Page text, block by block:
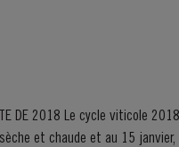
marqué sur le caractère du
et chaude et au 15 janvier,